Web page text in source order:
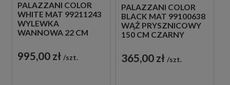
PALAZZANI COLOR
WHITE MAT 99211243
WYLEWKA
WANNOWA 22 CM
995,00 zł szt.
PALAZZANI COLOR
BLACK MAT 99100638
WĄŻ PRYSZNICOWY
150 CM CZARNY
365,00 zł szt.